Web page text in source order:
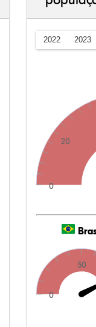
2022 2023
0
20
0
50